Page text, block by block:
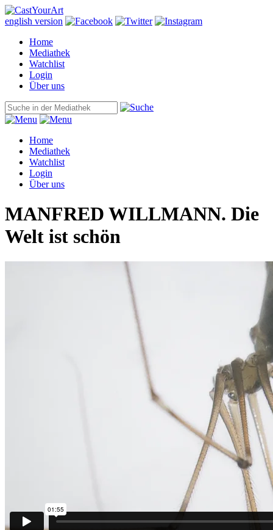
english version
Home
Mediathek
Watchlist
Login
Über uns
Home
Mediathek
Watchlist
Login
Über uns
MANFRED WILLMANN. Die
Welt ist schön